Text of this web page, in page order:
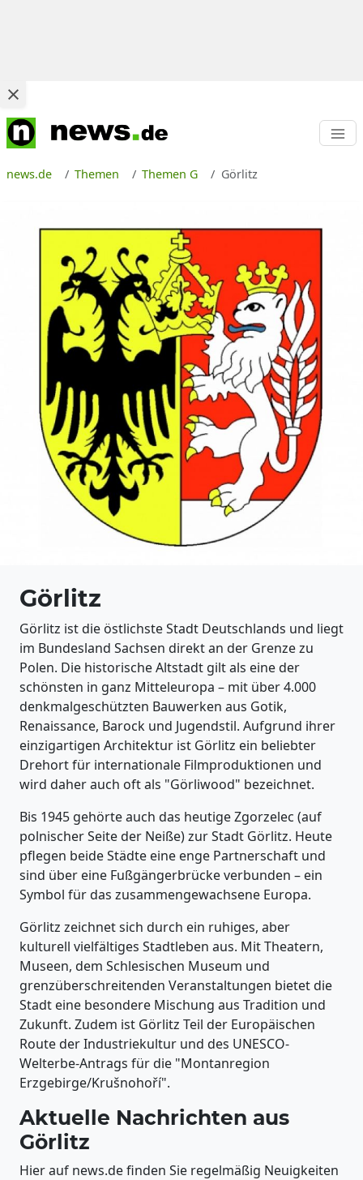
news.de Themen Themen G Görlitz
Görlitz
Görlitz ist die östlichste Stadt Deutschlands und liegt
im Bundesland Sachsen direkt an der Grenze zu
Polen. Die historische Altstadt gilt als eine der
schönsten in ganz Mitteleuropa – mit über 4.000
denkmalgeschützten Bauwerken aus Gotik,
Renaissance, Barock und Jugendstil. Aufgrund ihrer
einzigartigen Architektur ist Görlitz ein beliebter
Drehort für internationale Filmproduktionen und
wird daher auch oft als "Görliwood" bezeichnet.
Bis 1945 gehörte auch das heutige Zgorzelec (auf
polnischer Seite der Neiße) zur Stadt Görlitz. Heute
pflegen beide Städte eine enge Partnerschaft und
sind über eine Fußgängerbrücke verbunden – ein
Symbol für das zusammengewachsene Europa.
Görlitz zeichnet sich durch ein ruhiges, aber
kulturell vielfältiges Stadtleben aus. Mit Theatern,
Museen, dem Schlesischen Museum und
grenzüberschreitenden Veranstaltungen bietet die
Stadt eine besondere Mischung aus Tradition und
Zukunft. Zudem ist Görlitz Teil der Europäischen
Route der Industriekultur und des UNESCO-
Welterbe-Antrags für die "Montanregion
Erzgebirge/Krušnohoří".
Aktuelle Nachrichten aus
Görlitz
Hier auf news.de finden Sie regelmäßig Neuigkeiten